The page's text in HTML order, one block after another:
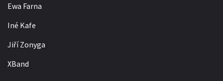
Ewa Farna
Iné Kafe
Jiří Zonyga
XBand